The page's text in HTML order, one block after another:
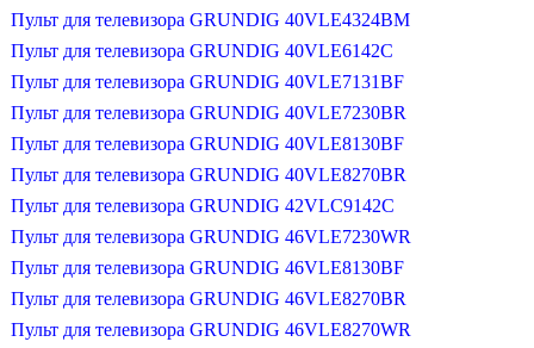
Пульт для телевизора GRUNDIG 40VLE4324BM
Пульт для телевизора GRUNDIG 40VLE6142C
Пульт для телевизора GRUNDIG 40VLE7131BF
Пульт для телевизора GRUNDIG 40VLE7230BR
Пульт для телевизора GRUNDIG 40VLE8130BF
Пульт для телевизора GRUNDIG 40VLE8270BR
Пульт для телевизора GRUNDIG 42VLC9142C
Пульт для телевизора GRUNDIG 46VLE7230WR
Пульт для телевизора GRUNDIG 46VLE8130BF
Пульт для телевизора GRUNDIG 46VLE8270BR
Пульт для телевизора GRUNDIG 46VLE8270WR